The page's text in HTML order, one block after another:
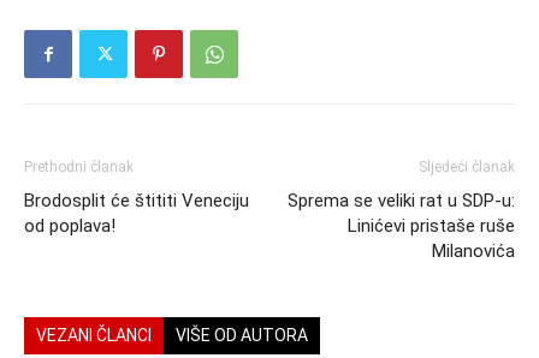
Prethodni članak
Brodosplit će štititi Veneciju
od poplava!
Sljedeći članak
Sprema se veliki rat u SDP-u:
Linićevi pristaše ruše
Milanovića
VEZANI ČLANCI VIŠE OD AUTORA